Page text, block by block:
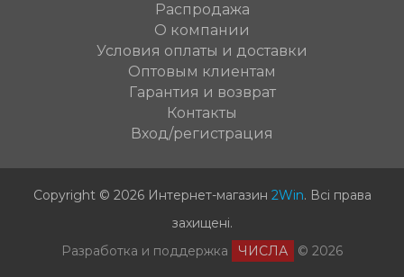
Распродажа
О компании
Условия оплаты и доставки
Оптовым клиентам
Гарантия и возврат
Контакты
Вход/регистрация
Copyright © 2026 Интернет-магазин 2Win. Всі права
захищені.
Разработка и поддержка
ЧИСЛА © 2026